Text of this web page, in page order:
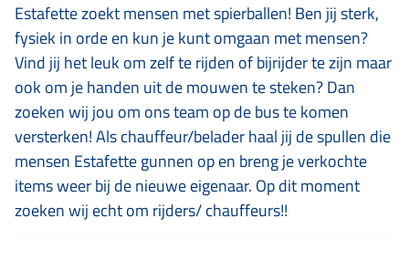
Estafette zoekt mensen met spierballen! Ben jij sterk,
fysiek in orde en kun je kunt omgaan met mensen?
Vind jij het leuk om zelf te rijden of bijrijder te zijn maar
ook om je handen uit de mouwen te steken? Dan
zoeken wij jou om ons team op de bus te komen
versterken! Als chauffeur/belader haal jij de spullen die
mensen Estafette gunnen op en breng je verkochte
items weer bij de nieuwe eigenaar. Op dit moment
zoeken wij echt om rijders/ chauffeurs!!